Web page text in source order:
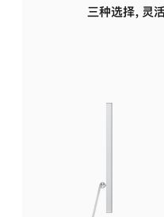
三种选择，灵